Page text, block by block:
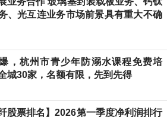
、光互连业务市场前景具有重大不确
，杭州市青少年防溺水课程免费培
城30家，名额有限，先到先得
纤股票排名】2026第一季度净利润排行